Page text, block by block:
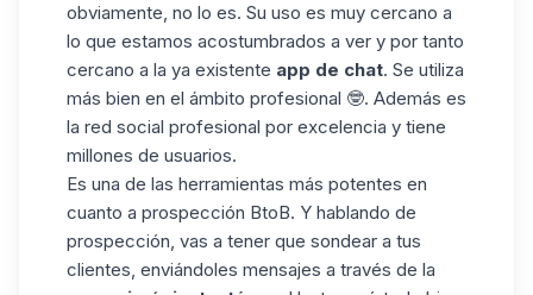
obviamente, no lo es. Su uso es muy cercano a
lo que estamos acostumbrados a ver y por tanto
cercano a la ya existente app de chat. Se utiliza
más bien en el ámbito profesional 🤓. Además es
la red social profesional por excelencia y tiene
millones de usuarios.
Es una de las herramientas más potentes en
cuanto a prospección BtoB. Y hablando de
prospección, vas a tener que sondear a tus
clientes, enviándoles mensajes a través de la